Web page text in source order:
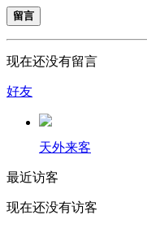
留言
现在还没有留言
好友
天外来客
最近访客
现在还没有访客